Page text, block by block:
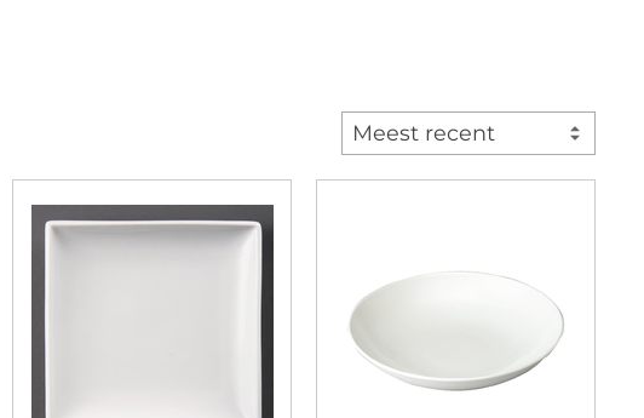
Meest recent